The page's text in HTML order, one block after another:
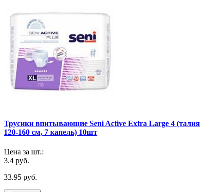
Трусики впитывающие Seni Active Extra Large 4 (талия
120-160 см, 7 капель) 10шт
Цена за шт.:
3.4 руб.
33.95 руб.